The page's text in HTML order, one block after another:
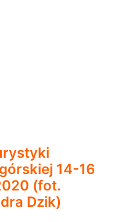
14-16
(fot.
Dzik)